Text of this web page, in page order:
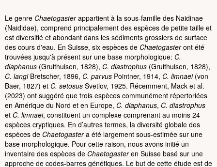
Le genre Chaetogasterappartient à la sous-famille des Naidinae
(Naididae), comprend principalement des espèces de petite taille et
est diversifié et abondant dans les sédiments grossiers de surface
des cours d'eau. En Suisse, six espèces de Chaetogasteront été
trouvées jusqu'à présent sur une base morphologique: C.
diaphanus (Gruithuisen, 1828), C. diastrophus (Gruithuisen, 1828),
C. langiBretscher, 1896, C. parvus Pointner, 1914, C. limnaei(von
Baer, 1827) et C. setosus Svetlov, 1925. Récemment, Mack et al.
(2023) ont suggéré que trois espèces communément répertoriées
en Amérique du Nord et en Europe, C. diaphanus, C. diastrophus
et C. limnaei, constituent un complexe comprenant au moins 24
espèces cryptiques. En d’autres termes, la diversité globale des
espèces de Chaetogastera été largement sous-estimée sur une
base morphologique. Pour cette raison, nous avons initié un
inventaire des espèces de Chaetogasteren Suisse basé sur une
approche de codes-barres génétiques. Le but de cette étude est de